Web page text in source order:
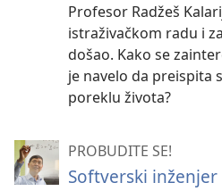
Profesor Radžeš
istraživačkom radu i
došao. Kako se
je navelo da preispita
poreklu života?
PROBUDITE SE!
Softverski